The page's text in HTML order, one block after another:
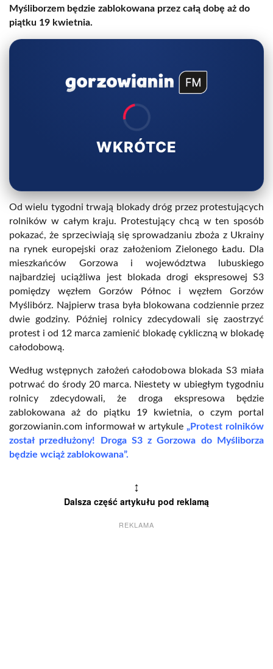
Myśliborzem będzie zablokowana przez całą dobę aż do
piątku 19 kwietnia.
WKRÓTCE
Od wielu tygodni trwają blokady dróg przez protestujących
rolników w całym kraju. Protestujący chcą w ten sposób
pokazać, że sprzeciwiają się sprowadzaniu zboża z Ukrainy
na rynek europejski oraz założeniom Zielonego Ładu. Dla
mieszkańców Gorzowa i województwa lubuskiego
najbardziej uciążliwa jest blokada drogi ekspresowej S3
pomiędzy węzłem Gorzów Północ i węzłem Gorzów
Myślibórz. Najpierw trasa była blokowana codziennie przez
dwie godziny. Później rolnicy zdecydowali się zaostrzyć
protest i od 12 marca zamienić blokadę cykliczną w blokadę
całodobową.
Według wstępnych założeń całodobowa blokada S3 miała
potrwać do środy 20 marca. Niestety w ubiegłym tygodniu
rolnicy zdecydowali, że droga ekspresowa będzie
zablokowana aż do piątku 19 kwietnia, o czym portal
gorzowianin.com informował w artykule „Protest rolników
został przedłużony! Droga S3 z Gorzowa do Myśliborza
będzie wciąż zablokowana”.
↕
Dalsza część artykułu pod reklamą
REKLAMA